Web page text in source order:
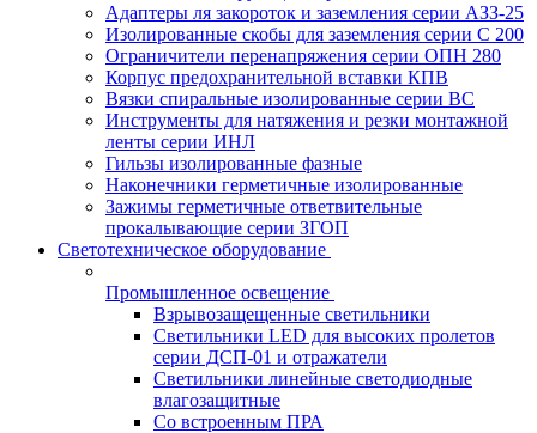
Адаптеры ля закороток и заземления серии АЗЗ-25
Изолированные скобы для заземления серии С 200
Ограничители перенапряжения серии ОПН 280
Корпус предохранительной вставки КПВ
Вязки спиральные изолированные серии ВС
Инструменты для натяжения и резки монтажной
ленты серии ИНЛ
Гильзы изолированные фазные
Наконечники герметичные изолированные
Зажимы герметичные ответвительные
прокалывающие серии ЗГОП
Светотехническое оборудование
Промышленное освещение
Взрывозащещенные светильники
Светильники LED для высоких пролетов
серии ДСП-01 и отражатели
Светильники линейные светодиодные
влагозащитные
Со встроенным ПРА